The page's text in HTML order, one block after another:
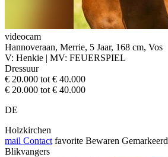
videocam
Hannoveraan, Merrie, 5 Jaar, 168 cm, Vos
V: Henkie | MV: FEUERSPIEL
Dressuur
€ 20.000 tot € 40.000
€ 20.000 tot € 40.000
DE
Holzkirchen
mail Contact favorite Bewaren Gemarkeerd
Blikvangers